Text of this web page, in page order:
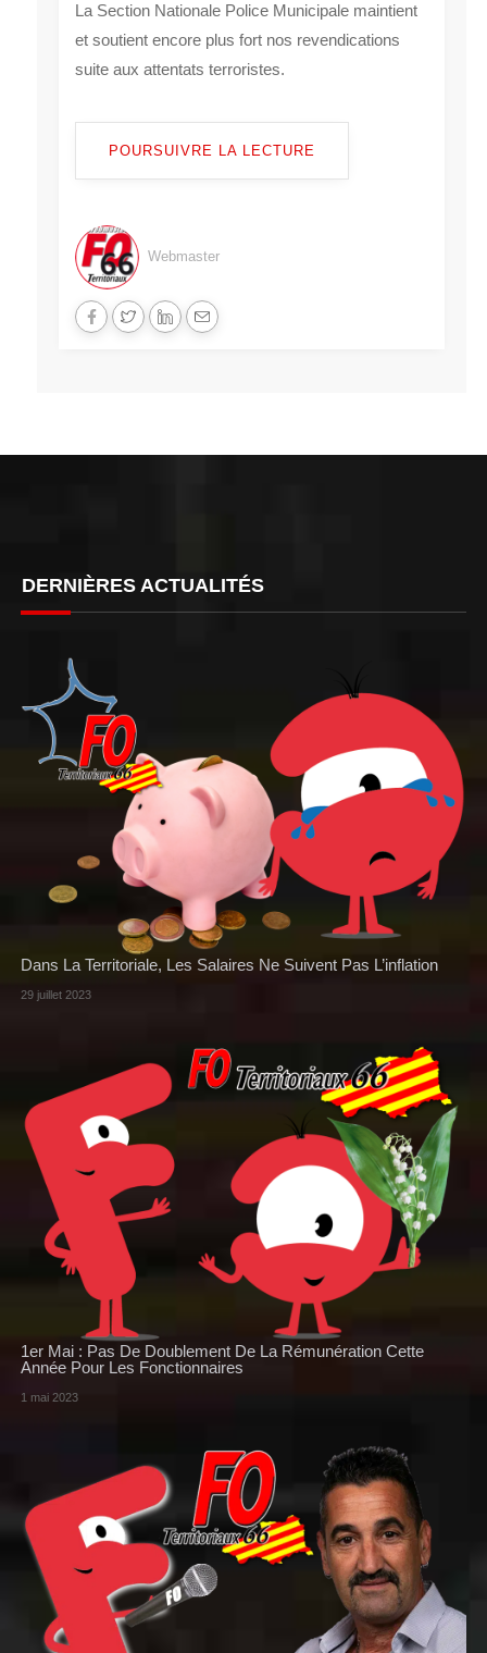
La Section Nationale Police Municipale maintient
et soutient encore plus fort nos revendications
suite aux attentats terroristes.
POURSUIVRE LA LECTURE
Webmaster
DERNIÈRES ACTUALITÉS
Dans La Territoriale, Les Salaires Ne Suivent Pas L’inflation
29 juillet 2023
1er Mai : Pas De Doublement De La Rémunération Cette
Année Pour Les Fonctionnaires
1 mai 2023